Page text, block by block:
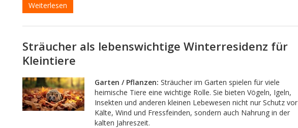
Weiterlesen
Sträucher als lebenswichtige Winterresidenz für
Kleintiere
Garten / Pflanzen: Sträucher im Garten spielen für viele
heimische Tiere eine wichtige Rolle. Sie bieten Vögeln, Igeln,
Insekten und anderen kleinen Lebewesen nicht nur Schutz vor
Kälte, Wind und Fressfeinden, sondern auch Nahrung in der
kalten Jahreszeit.